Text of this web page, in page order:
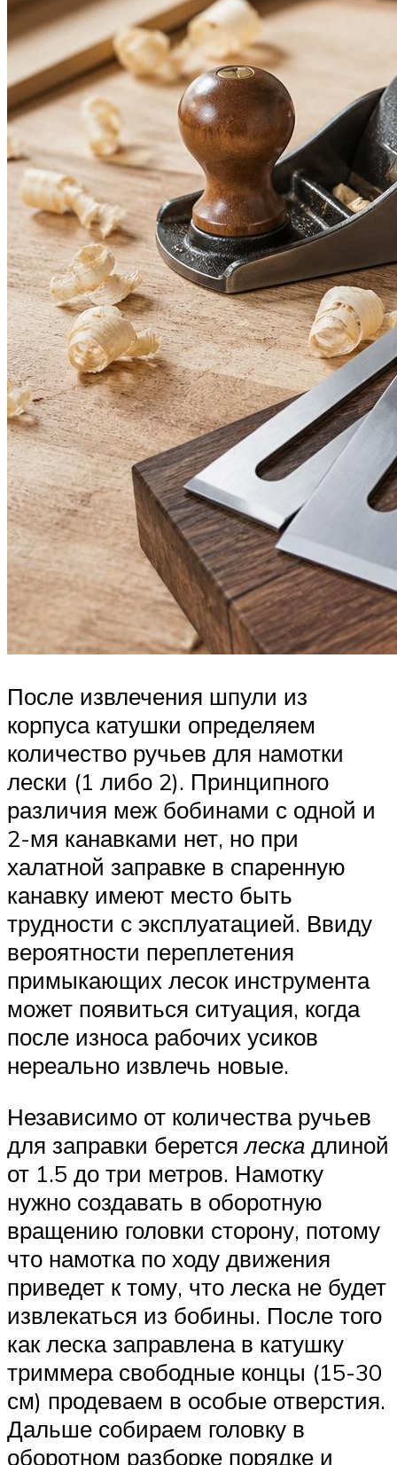
После извлечения шпули из
корпуса катушки определяем
количество ручьев для намотки
лески (1 либо 2). Принципного
различия меж бобинами с одной и
2-мя канавками нет, но при
халатной заправке в спаренную
канавку имеют место быть
трудности с эксплуатацией. Ввиду
вероятности переплетения
примыкающих лесок инструмента
может появиться ситуация, когда
после износа рабочих усиков
нереально извлечь новые.
Независимо от количества ручьев
для заправки беретсялеска длиной
от 1.5 до три метров. Намотку
нужно создавать в оборотную
вращению головки сторону, потому
что намотка по ходу движения
приведет к тому, что леска не будет
извлекаться из бобины. После того
как леска заправлена в катушку
триммера свободные концы (15-30
см) продеваем в особые отверстия.
Дальше собираем головку в
оборотном разборке порядке и